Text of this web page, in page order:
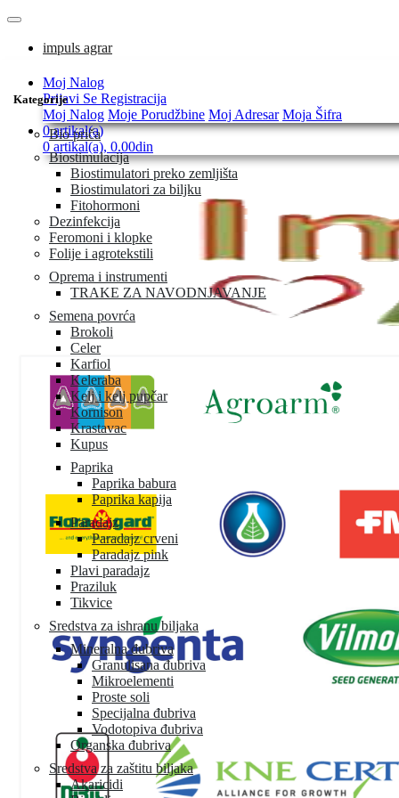
impuls agrar
Kategorije
Bio priča
Biostimulacija
Biostimulatori preko zemljišta
Biostimulatori za biljku
Fitohormoni
Dezinfekcija
Feromoni i klopke
Folije i agrotekstili
Oprema i instrumenti
TRAKE ZA NAVODNJAVANJE
Semena povrća
Brokoli
Celer
Karfiol
Keleraba
Kelj i kelj pupčar
Kornison
Krastavac
Kupus
Paprika
Paprika babura
Paprika kapija
Paradajz
Paradajz crveni
Paradajz pink
Plavi paradajz
Praziluk
Tikvice
Sredstva za ishranu biljaka
Mineralna đubriva
Granulisana đubriva
Mikroelementi
Proste soli
Specijalna đubriva
Vodotopiva đubriva
Organska đubriva
Sredstva za zaštitu biljaka
Akaricidi
Moj Nalog
Prijavi Se Registracija
Moj Nalog Moje Porudžbine Moj Adresar Moja Šifra
0 artikal(a)
0 artikal(a), 0.00din